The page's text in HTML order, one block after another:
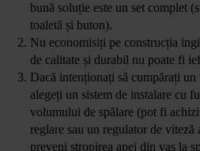
bună soluție este un set complet
toaletă și buton).
Nu economisiți pe construcția
de calitate și durabil nu poate fi
Dacă intenționați să cumpărați
alegeți un sistem de instalare cu
volumului de spălare (pot fi
reglare sau un regulator de
preveni stropirea apei din vas la